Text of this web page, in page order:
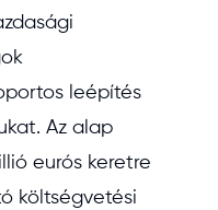
leépítés
Az alap
eurós keretre
költségvetési